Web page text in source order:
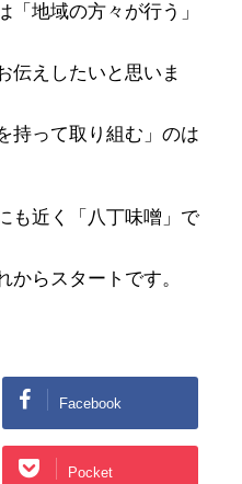
「地域の方々が行う」
伝えしたいと思いま
持って取り組む」のは
も近く「八丁味噌」で
からスタートです。
Facebook
Pocket